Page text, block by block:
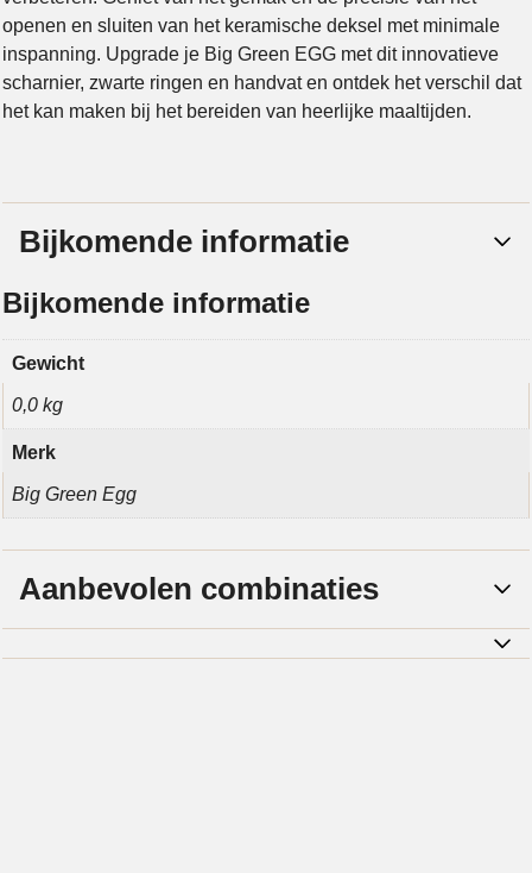
openen en sluiten van het keramische deksel met minimale
inspanning. Upgrade je Big Green EGG met dit innovatieve
scharnier, zwarte ringen en handvat en ontdek het verschil dat
het kan maken bij het bereiden van heerlijke maaltijden.
Bijkomende informatie
Bijkomende informatie
Gewicht
0,0 kg
Merk
Big Green Egg
Aanbevolen combinaties